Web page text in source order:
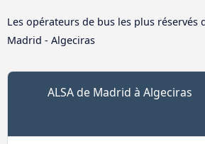
Les opérateurs de bus les plus réservés
Madrid - Algeciras
ALSA de Madrid à Algeciras